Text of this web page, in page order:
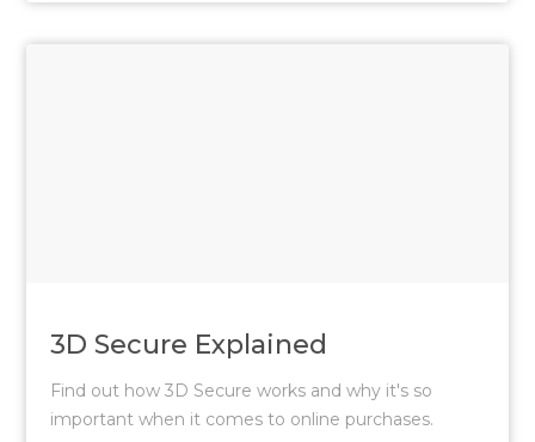
3D Secure Explained
Find out how 3D Secure works and why it's so
important when it comes to online purchases.